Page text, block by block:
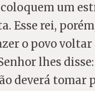
um
Esse rei,
o povo voltar
lhes disse:
deverá tomar